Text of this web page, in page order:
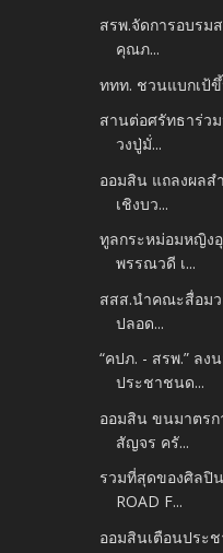
สรพ.จัดการอบรม
คุณภ...
ททท. ชวนแบกเป้
สานต่อศรัทธาร่ว
วงปู่มั่...
ออมสิน แถลงผลส
เชิงบว...
ทูลกระหม่อมหญิ
พรรณวดี เ...
สสส.นำคณะสื่อม
ปลอด...
“คปภ. - สรพ.” ล
ประชาชนด...
ออมสิน ขนมาตร
สัญจร ครั...
รวมที่สุดของศิลปิ
ROAD F...
ออมสินเตือนประ